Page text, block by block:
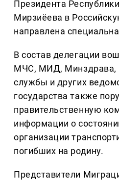
Президента
Мирзиёева в
направлена
В состав делегации
МЧС, МИД, Минздрава,
службы и других
государства также
правительственную
информации о
организации
погибших на родину.
Представители